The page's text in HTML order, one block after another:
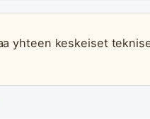
yhteen keskeiset